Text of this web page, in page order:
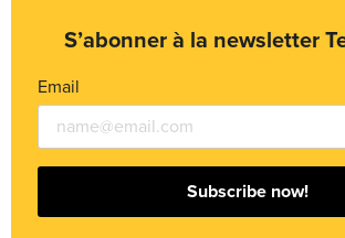
S’abonner à la newsletter
Email
Subscribe now!